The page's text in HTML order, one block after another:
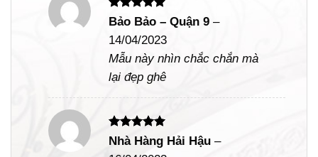
Được xếp
hạng55
sao
Bảo Bảo – Quận 9–
14/04/2023
Mẫu này nhìn chắc chắn mà
lại đẹp ghê
Được xếp
Nhà Hàng Hải Hậu–